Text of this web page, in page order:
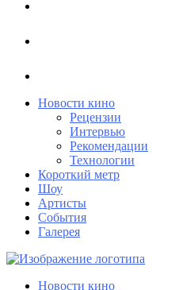
Новости кино
Рецензии
Интервью
Рекомендации
Технологии
Короткий метр
Шоу
Артисты
События
Галерея
Новости кино